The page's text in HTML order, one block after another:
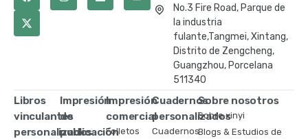
No.3 Fire Road, Parque de
la industria
fulante,Tangmei, Xintang,
Distrito de Zengcheng,
Guangzhou, Porcelana
511340
Libros
vinculantes
personalizados
Impresión
de
publicación
Impresión
comercial
Folletos
Cuadernos
personalizados
Cuadernos
Sobre nosotros
Sobre xinyi
Blogs & Estudios de